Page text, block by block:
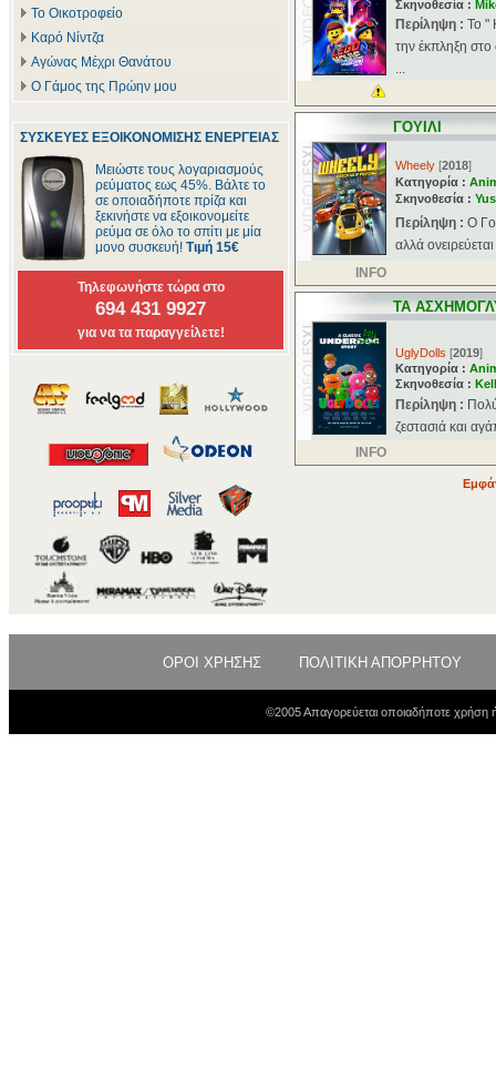
Το Οικοτροφείο
Καρό Νίντζα
Αγώνας Μέχρι Θανάτου
Ο Γάμος της Πρώην μου
ΣΥΣΚΕΥΕΣ ΕΞΟΙΚΟΝΟΜΙΣΗΣ ΕΝΕΡΓΕΙΑΣ
Μειώστε τους λογαριασμούς
ρεύματος εως 45%. Βάλτε το
σε οποιαδήποτε πρίζα και
ξεκινήστε να εξοικονομείτε
ρεύμα σε όλο το σπίτι με μία
μονο συσκευή! Τιμή 15€
Τηλεφωνήστε τώρα στο
694 431 9927
για να τα παραγγείλετε!
Σκηνοθεσία :
Περίληψη : To "
την έκπληξη
...
ΓΟΥΙΛΙ
Wheely [2018]
Κατηγορία :
Σκηνοθεσία :
Περίληψη : O
αλλά
INFO
ΤΑ
UglyDolls [2019]
Κατηγορία :
Σκηνοθεσία :
Περίληψη :
ζεστασιά και
INFO
ΟΡΟΙ ΧΡΗΣΗΣ ΠΟΛΙΤΙΚΗ ΑΠΟΡΡΗΤΟΥ
©2005 Απαγορεύεται οποιαδήποτε χρήση